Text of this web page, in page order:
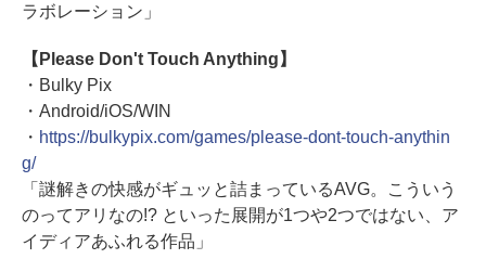
ラボレーション」
【Please Don't Touch Anything】
・Bulky Pix
・Android/iOS/WIN
・ https://bulkypix.com/games/please-dont-touch-anythin
g/
「謎解きの快感がギュッと詰まっているAVG。こういう
のってアリなの!? といった展開が1つや2つではない、ア
イディアあふれる作品」